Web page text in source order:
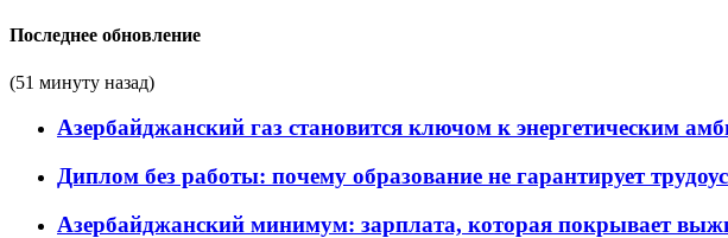
Последнее обновление
(51 минуту назад)
Азербайджанский газ становится ключом к энергетическим
Диплом без работы: почему образование не гарантирует
Азербайджанский минимум: зарплата, которая покрывает